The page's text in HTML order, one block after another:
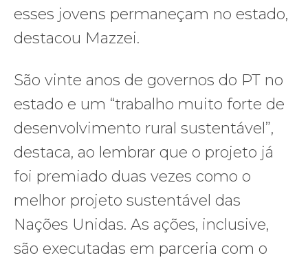
esses jovens permaneçam no estado,
destacou Mazzei.
São vinte anos de governos do PT no
estado e um “trabalho muito forte de
desenvolvimento rural sustentável”,
destaca, ao lembrar que o projeto já
foi premiado duas vezes como o
melhor projeto sustentável das
Nações Unidas. As ações, inclusive,
são executadas em parceria com o